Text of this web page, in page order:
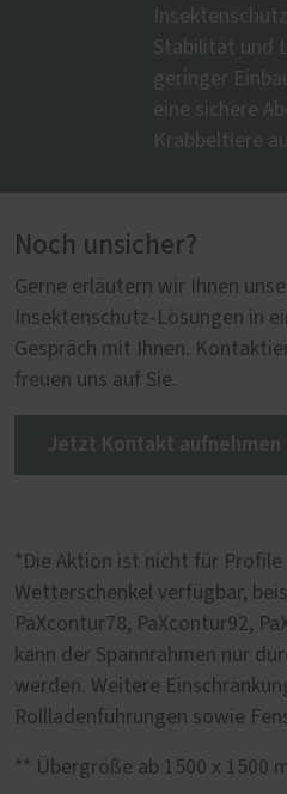
Stabilität und
geringer
eine sichere
Krabbeltiere
Noch unsicher?
Gerne erläutern wir Ihnen
Insektenschutz-Lösungen in
Gespräch mit Ihnen.
freuen uns auf Sie.
Jetzt Kontakt aufnehmen
*Die Aktion ist nicht für
Wetterschenkel verfügbar,
PaXcontur78, PaXcontur92,
kann der Spannrahmen nur
werden. Weitere
Rollladenführungen sowie
** Übergröße ab 1500 x 1500